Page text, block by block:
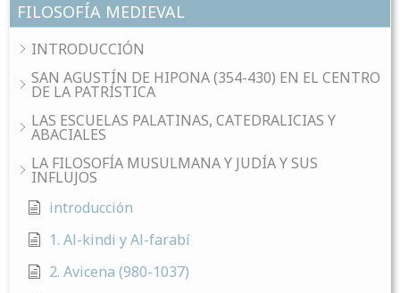
FILOSOFÍA MEDIEVAL
INTRODUCCIÓN
SAN AGUSTÍN DE HIPONA (354-430) EN EL CENTRO
DE LA PATRÍSTICA
LAS ESCUELAS PALATINAS, CATEDRALICIAS Y
ABACIALES
LA FILOSOFÍA MUSULMANA Y JUDÍA Y SUS
INFLUJOS
introducción
1. Al-kindi y Al-farabí
2. Avicena (980-1037)